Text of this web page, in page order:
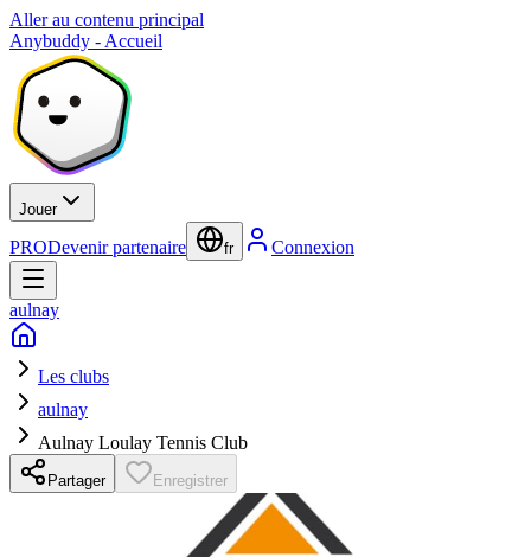
Aller au contenu principal
Anybuddy - Accueil
Jouer
PRODevenir partenaire fr Connexion
aulnay
Les clubs
aulnay
Aulnay Loulay Tennis Club
Partager Enregistrer